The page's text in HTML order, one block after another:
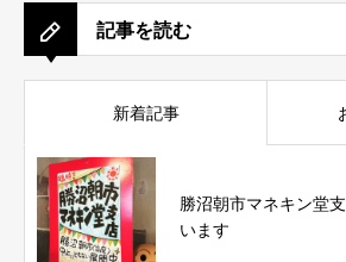
記事を読む
新着記事
勝沼朝市マネキン堂
います